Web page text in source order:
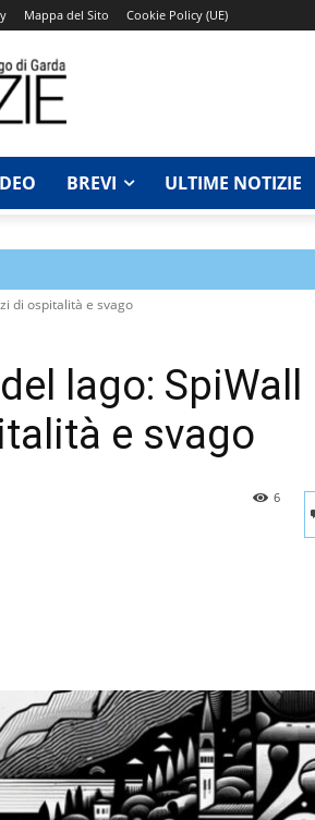
Mappa del Sito Cookie Policy (UE)
BREVI ULTIME NOTIZIE
di ospitalità e svago
lago: SpiWall
e svago
6